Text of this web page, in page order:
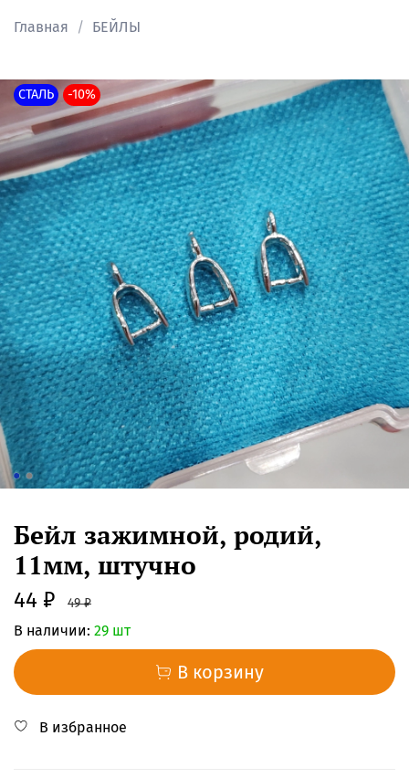
Главная БЕЙЛЫ
СТАЛЬ -10%
Бейл зажимной, родий,
11мм, штучно
44 ₽ 49 ₽
В наличии: 29 шт
В корзину
В избранное